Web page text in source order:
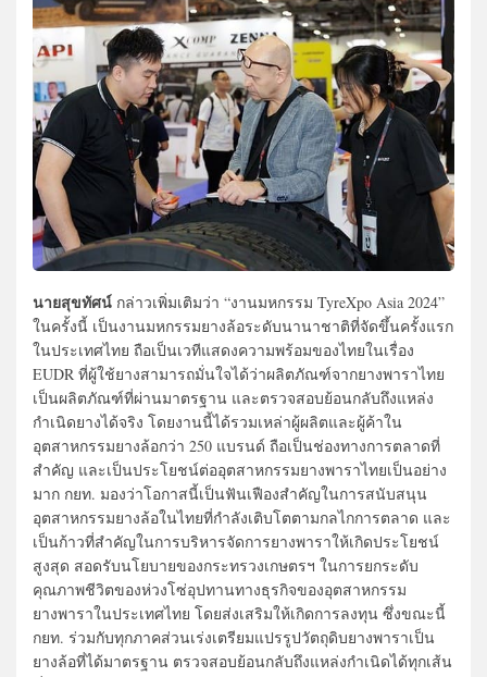
นายสุขทัศน์ กล่าวเพิ่มเติมว่า “งานมหกรรม TyreXpo Asia 2024”
ในครั้งนี้ เป็นงานมหกรรมยางล้อระดับนานาชาติที่จัดขึ้นครั้งแรก
ในประเทศไทย ถือเป็นเวทีแสดงความพร้อมของไทยในเรื่อง
EUDR ที่ผู้ใช้ยางสามารถมั่นใจได้ว่าผลิตภัณฑ์จากยางพาราไทย
เป็นผลิตภัณฑ์ที่ผ่านมาตรฐาน และตรวจสอบย้อนกลับถึงแหล่ง
กำเนิดยางได้จริง โดยงานนี้ได้รวมเหล่าผู้ผลิตและผู้ค้าใน
อุตสาหกรรมยางล้อกว่า 250 แบรนด์ ถือเป็นช่องทางการตลาดที่
สำคัญ และเป็นประโยชน์ต่ออุตสาหกรรมยางพาราไทยเป็นอย่าง
มาก กยท. มองว่าโอกาสนี้เป็นฟันเฟืองสำคัญในการสนับสนุน
อุตสาหกรรมยางล้อในไทยที่กำลังเติบโตตามกลไกการตลาด และ
เป็นก้าวที่สำคัญในการบริหารจัดการยางพาราให้เกิดประโยชน์
สูงสุด สอดรับนโยบายของกระทรวงเกษตรฯ ในการยกระดับ
คุณภาพชีวิตของห่วงโซ่อุปทานทางธุรกิจของอุตสาหกรรม
ยางพาราในประเทศไทย โดยส่งเสริมให้เกิดการลงทุน ซึ่งขณะนี้
กยท. ร่วมกับทุกภาคส่วนเร่งเตรียมแปรรูปวัตถุดิบยางพาราเป็น
ยางล้อที่ได้มาตรฐาน ตรวจสอบย้อนกลับถึงแหล่งกำเนิดได้ทุกเส้น